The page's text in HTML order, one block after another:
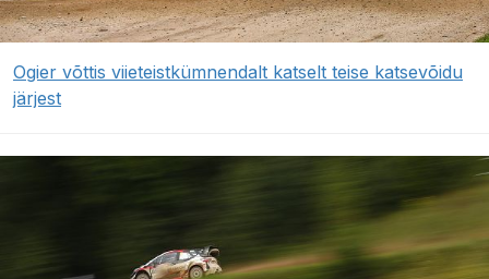
Ogier võttis viieteistkümnendalt katselt teise katsevõidu
järjest